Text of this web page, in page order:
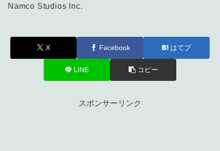
Namco Studios Inc.
X Facebook はてブ
LINE コピー
スポンサーリンク